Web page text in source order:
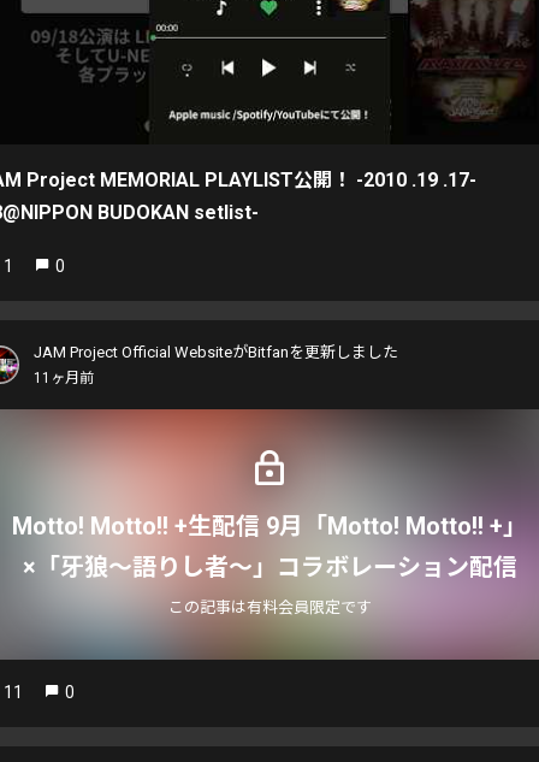
Project MEMORIAL PLAYLIST公開！ -2010 .19 .17-
BUDOKAN setlist-
1 0
JAM Project Official WebsiteがBitfanを更新しました
11ヶ月前
Motto! Motto!! +生配信 9月「Motto! Motto!! +」
×「牙狼〜語りし者〜」コラボレーション配信
この記事は有料会員限定です
11 0